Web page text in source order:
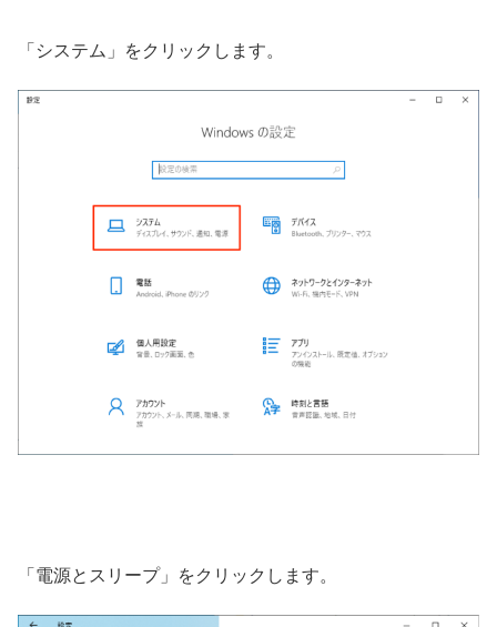
「システム」をクリックします。
「電源とスリープ」をクリックします。